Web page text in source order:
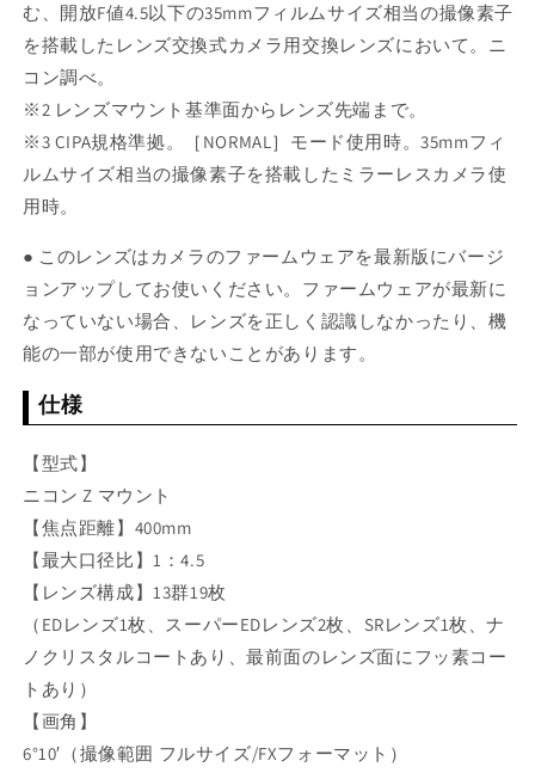
む、開放F値4.5以下の35mmフィルムサイズ相当の撮像素子
を搭載したレンズ交換式カメラ用交換レンズにおいて。ニ
コン調べ。
※2 レンズマウント基準面からレンズ先端まで。
※3 CIPA規格準拠。［NORMAL］モード使用時。35mmフィ
ルムサイズ相当の撮像素子を搭載したミラーレスカメラ使
用時。
● このレンズはカメラのファームウェアを最新版にバージ
ョンアップしてお使いください。ファームウェアが最新に
なっていない場合、レンズを正しく認識しなかったり、機
能の一部が使用できないことがあります。
仕様
【型式】
ニコン Z マウント
【焦点距離】400mm
【最大口径比】1：4.5
【レンズ構成】13群19枚
（EDレンズ1枚、スーパーEDレンズ2枚、SRレンズ1枚、ナ
ノクリスタルコートあり、最前面のレンズ面にフッ素コー
トあり）
【画角】
6°10′（撮像範囲 フルサイズ/FXフォーマット）